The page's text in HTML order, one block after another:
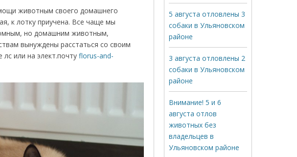
животным своего домашнего
к лотку приучена. Все чаще мы
но домашним животным,
вынуждены расстаться со своим
или на элект.почту florus-and-
5 августа отловлены 3
собаки в Ульяновском
районе
3 августа отловлены 2
собаки в Ульяновском
районе
Внимание! 5 и 6
августа отлов
животных без
владельцев в
Ульяновском районе